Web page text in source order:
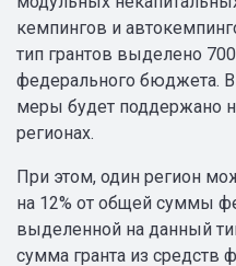
кемпингов и
тип грантов выделено
федерального бюджета. В
меры будет поддержано
регионах.
При этом, один регион
на 12% от общей суммы
выделенной на данный
сумма гранта из средств